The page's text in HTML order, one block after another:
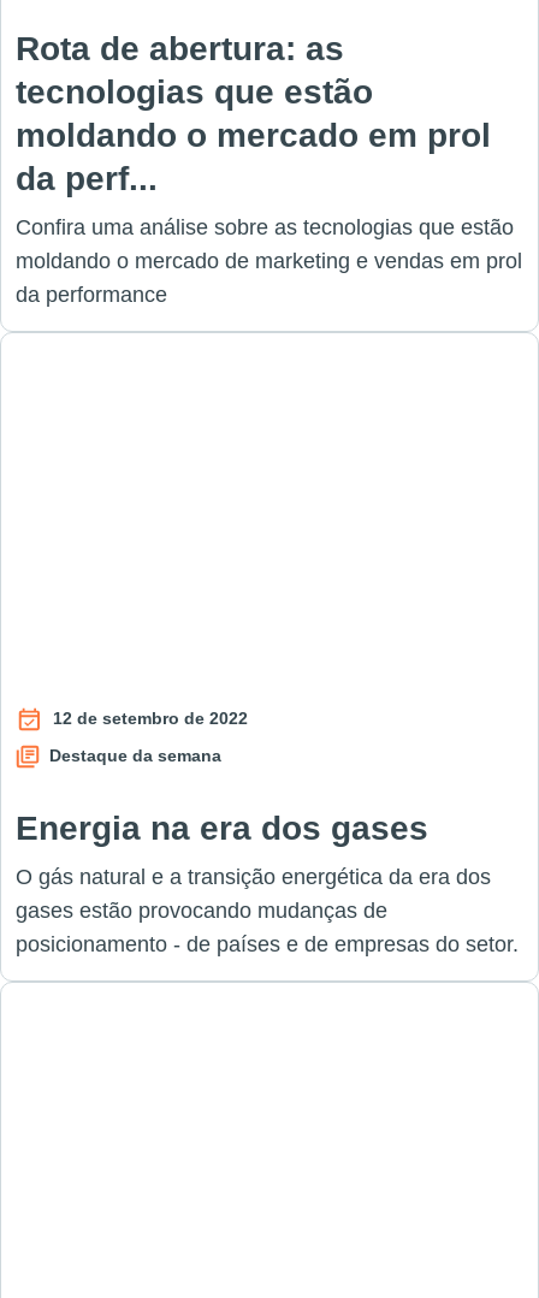
Rota de abertura: as
tecnologias que estão
moldando o mercado em prol
da perf...
Confira uma análise sobre as tecnologias que estão
moldando o mercado de marketing e vendas em prol
da performance
12 de setembro de 2022
Destaque da semana
Energia na era dos gases
O gás natural e a transição energética da era dos
gases estão provocando mudanças de
posicionamento - de países e de empresas do setor.